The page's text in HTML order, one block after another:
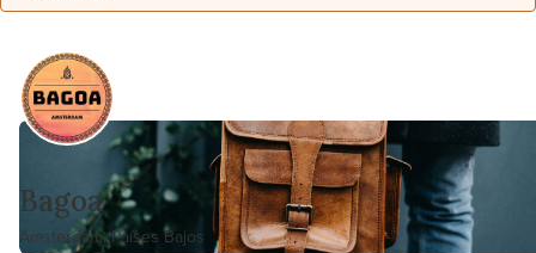
Bagoa
Amsterdam, Países Bajos